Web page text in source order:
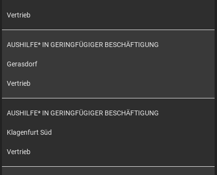
Vertrieb
AUSHILFE* IN GERINGFÜGIGER BESCHÄFTIGUNG
Gerasdorf
Vertrieb
AUSHILFE* IN GERINGFÜGIGER BESCHÄFTIGUNG
Klagenfurt Süd
Vertrieb